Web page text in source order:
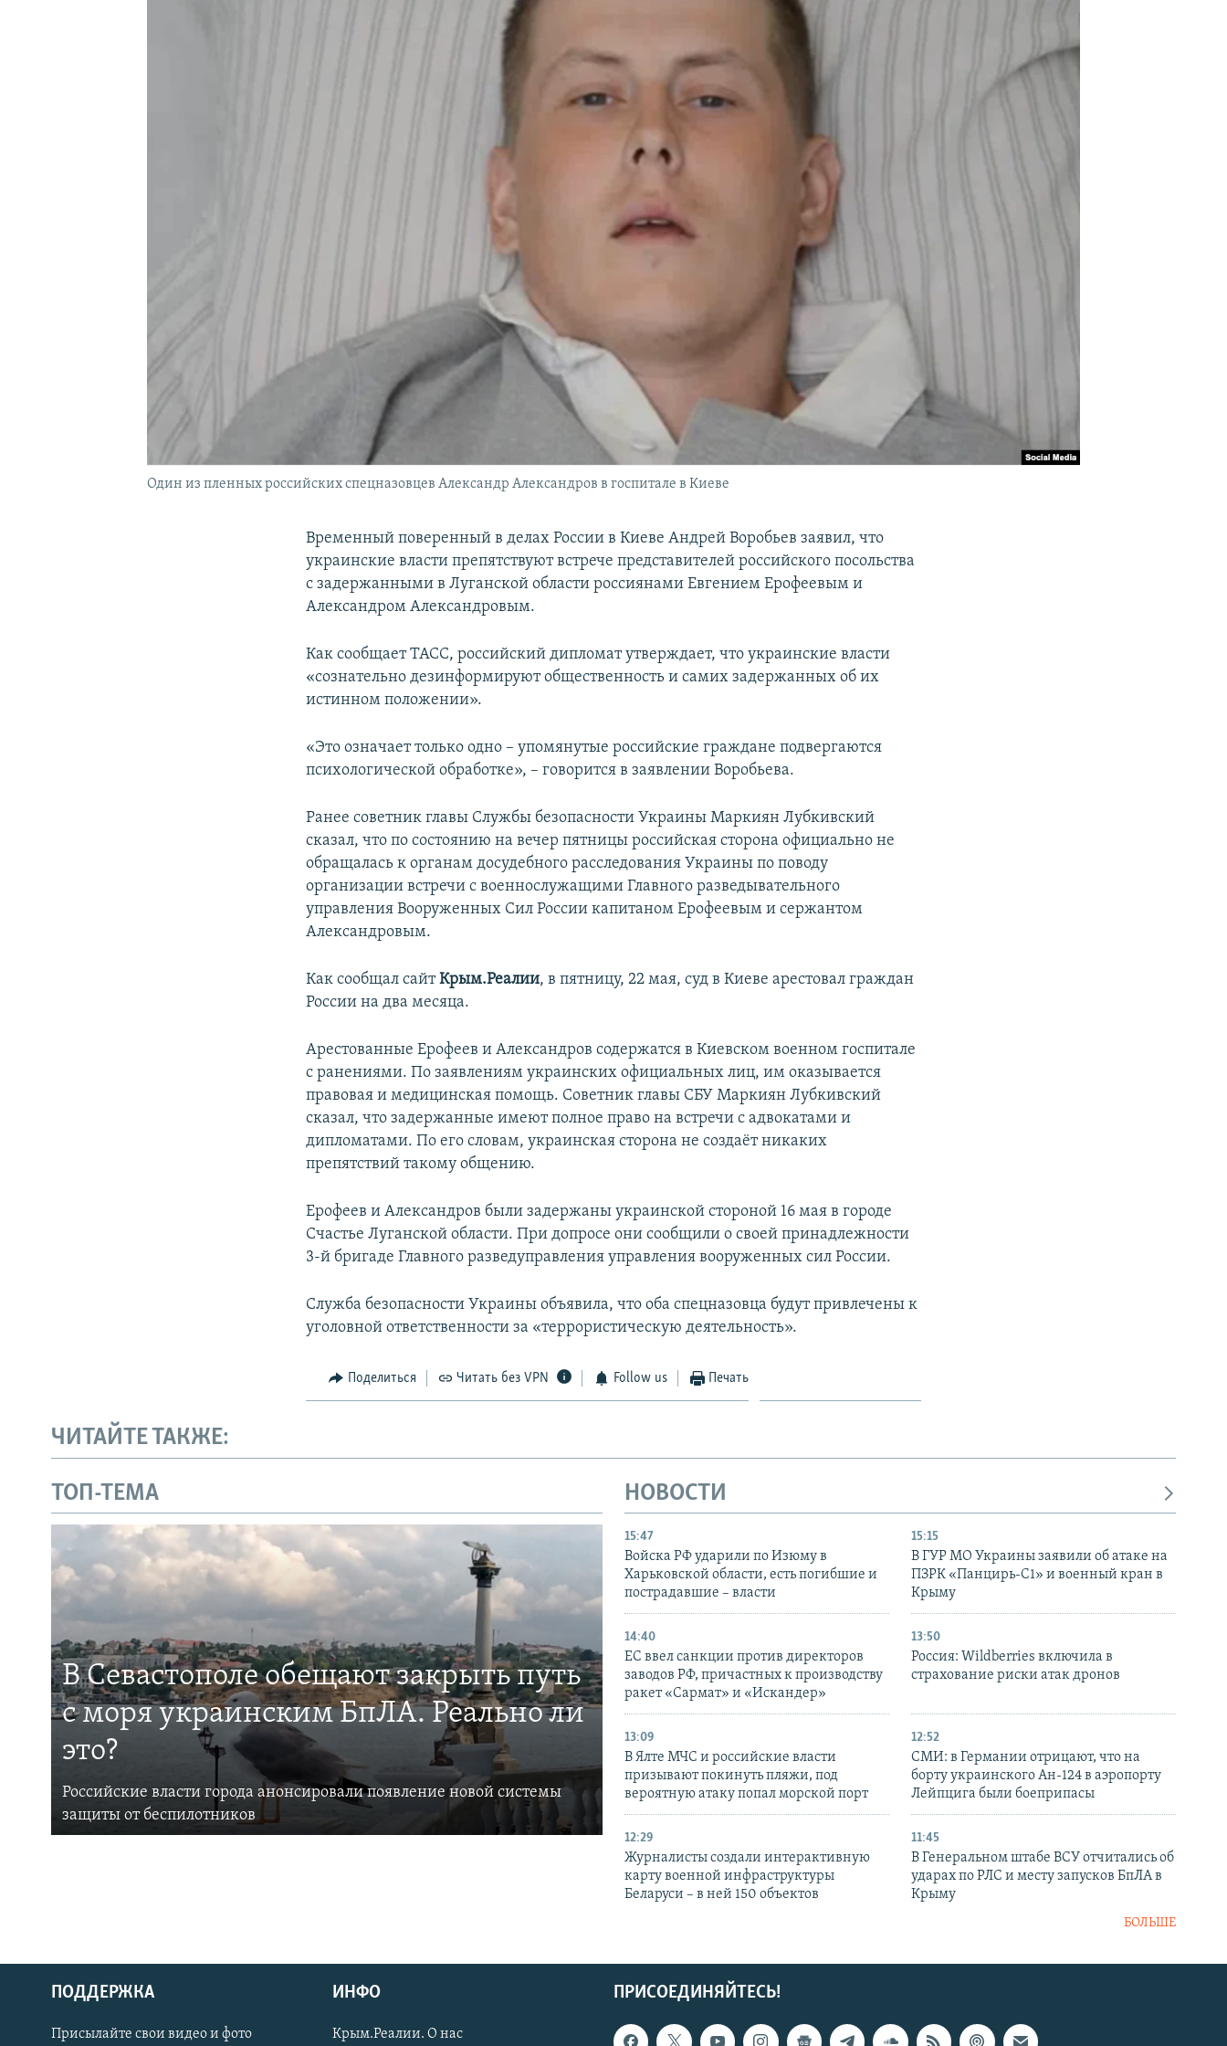
Українською
Один из пленных российских спецназовцев Александр Александров в госпитале в Киеве
Временный поверенный в делах России в Киеве Андрей Воробьев заявил, что
украинские власти препятствуют встрече представителей российского посольства
с задержанными в Луганской области россиянами Евгением Ерофеевым и
Александром Александровым.
Как сообщает ТАСС, российский дипломат утверждает, что украинские власти
«сознательно дезинформируют общественность и самих задержанных об их
истинном положении».
«Это означает только одно – упомянутые российские граждане подвергаются
психологической обработке», – говорится в заявлении Воробьева.
Ранее советник главы Службы безопасности Украины Маркиян Лубкивский
сказал, что по состоянию на вечер пятницы российская сторона официально не
обращалась к органам досудебного расследования Украины по поводу
организации встречи с военнослужащими Главного разведывательного
управления Вооруженных Сил России капитаном Ерофеевым и сержантом
Александровым.
Как сообщал сайтКрым.Реалии, в пятницу, 22 мая, суд в Киеве арестовал граждан
России на два месяца.
Арестованные Ерофеев и Александров содержатся в Киевском военном госпитале
с ранениями. По заявлениям украинских официальных лиц, им оказывается
правовая и медицинская помощь. Советник главы СБУ Маркиян Лубкивский
сказал, что задержанные имеют полное право на встречи с адвокатами и
дипломатами. По его словам, украинская сторона не создаёт никаких
препятствий такому общению.
Ерофеев и Александров были задержаны украинской стороной 16 мая в городе
Счастье Луганской области. При допросе они сообщили о своей принадлежности
3-й бригаде Главного разведуправления управления вооруженных сил России.
Служба безопасности Украины объявила, что оба спецназовца будут привлечены к
уголовной ответственности за «террористическую деятельность».
Поделиться Читать без VPN Follow us Печать
ЧИТАЙТЕ ТАКЖЕ:
ТОП-ТЕМА
В Севастополе обещают закрыть путь
с моря украинским БпЛА. Реально ли
это?
Российские власти города анонсировали появление новой системы
защиты от беспилотников
НОВОСТИ
15:47
Войска РФ ударили по Изюму в
Харьковской области, есть погибшие и
пострадавшие – власти
15:15
В ГУР МО Украины заявили об атаке на
ПЗРК «Панцирь-С1» и военный кран в
Крыму
14:40
ЕС ввел санкции против директоров
заводов РФ, причастных к производству
ракет «Сармат» и «Искандер»
13:50
Россия: Wildberries включила в
страхование риски атак дронов
13:09
В Ялте МЧС и российские власти
призывают покинуть пляжи, под
вероятную атаку попал морской порт
12:52
СМИ: в Германии отрицают, что на
борту украинского Ан-124 в аэропорту
Лейпцига были боеприпасы
12:29
Журналисты создали интерактивную
карту военной инфраструктуры
Беларуси – в ней 150 объектов
11:45
В Генеральном штабе ВСУ отчитались об
ударах по РЛС и месту запусков БпЛА в
Крыму
БОЛЬШЕ
ПРИСОЕДИНЯЙТЕСЬ!
ПОДДЕРЖКА
Присылайте свои видео и фото
ИНФО
Крым.Реалии. О нас